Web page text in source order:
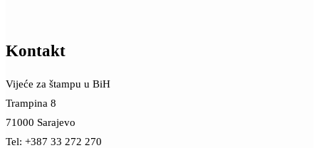
Kontakt
Vijeće za štampu u BiH
Trampina 8
71000 Sarajevo
Tel: +387 33 272 270